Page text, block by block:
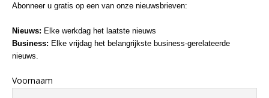
Abonneer u gratis op een van onze nieuwsbrieven:
Nieuws: Elke werkdag het laatste nieuws
Business: Elke vrijdag het belangrijkste business-gerelateerde
nieuws.
Voornaam